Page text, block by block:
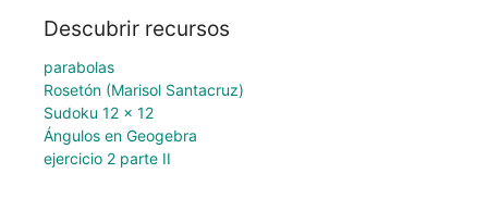
Descubrir recursos
parabolas
Rosetón (Marisol Santacruz)
Sudoku 12 x 12
Ángulos en Geogebra
ejercicio 2 parte II